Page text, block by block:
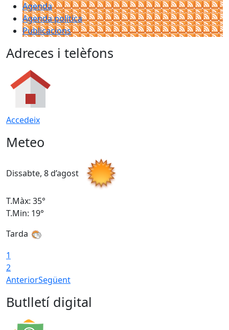
Agenda
Agenda política
Publicacions
Adreces i telèfons
Accedeix
Meteo
Dissabte, 8 d’agost
T.Màx: 35°
T.Min: 19°
Tarda
1
2
AnteriorSegüent
Butlletí digital